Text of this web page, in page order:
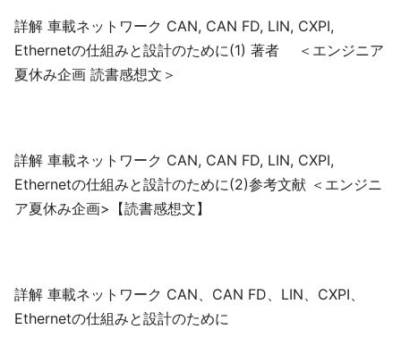
詳解 車載ネットワーク CAN, CAN FD, LIN, CXPI,
Ethernetの仕組みと設計のために(1) 著者 ＜エンジニア
夏休み企画 読書感想文＞
詳解 車載ネットワーク CAN, CAN FD, LIN, CXPI,
Ethernetの仕組みと設計のために(2)参考文献 ＜エンジニ
ア夏休み企画>【読書感想文】
詳解 車載ネットワーク CAN、CAN FD、LIN、CXPI、
Ethernetの仕組みと設計のために